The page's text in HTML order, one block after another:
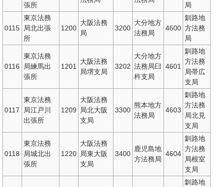
張所
局
0115
東京法務
局北出張
所
1200
大阪法務
局
3200
大分地方
法務局
4600
釧路地
方法務
局
0116
東京法務
局練馬出
張所
1201
大阪法務
局堺支局
3202
大分地方
法務局臼
杵支局
4601
釧路地
方法務
局帯広
支局
0117
東京法務
局江戸川
出張所
1209
大阪法務
局北大阪
支局
3300
熊本地方
法務局
4603
釧路地
方法務
局北見
支局
0118
東京法務
局城北出
張所
1220
大阪法務
局東大阪
支局
3400
鹿児島地
方法務局
4604
釧路地
方法務
局根室
支局
釧路地